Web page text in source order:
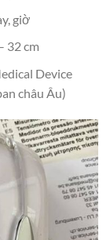
giờ
32 cm
Device
châu Âu)